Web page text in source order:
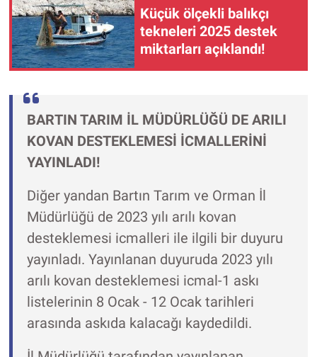
Küçük ölçekli balıkçı
tekneleri 2025 destek
miktarları açıklandı!
BARTIN TARIM İL MÜDÜRLÜĞÜ DE ARILI
KOVAN DESTEKLEMESİ İCMALLERİNİ
YAYINLADI!
Diğer yandan Bartın Tarım ve Orman İl
Müdürlüğü de 2023 yılı arılı kovan
desteklemesi icmalleri ile ilgili bir duyuru
yayınladı. Yayınlanan duyuruda 2023 yılı
arılı kovan desteklemesi icmal-1 askı
listelerinin 8 Ocak - 12 Ocak tarihleri
arasında askıda kalacağı kaydedildi.